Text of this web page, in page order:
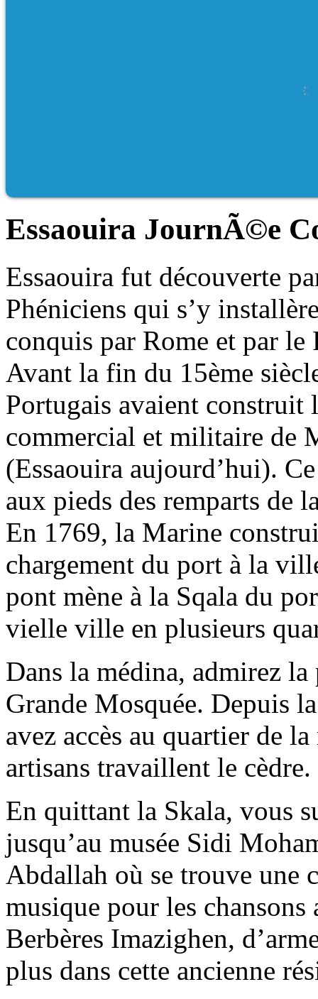
Essaouira JournÃ©e
Essaouira fut découverte
Phéniciens qui s’y
conquis par Rome et par le
Avant la fin du 15ème
Portugais avaient construit
commercial et militaire de
(Essaouira aujourd’hui).
aux pieds des remparts de
En 1769, la Marine
chargement du port à la
pont mène à la Sqala du
vielle ville en plusieurs
Dans la médina, admirez
Grande Mosquée. Depuis
avez accès au quartier de
artisans travaillent le cèdre.
En quittant la Skala, vous
jusqu’au musée Sidi
Abdallah où se trouve une
musique pour les chansons
Berbères Imazighen,
plus dans cette ancienne